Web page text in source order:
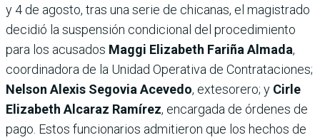
y 4 de agosto, tras una serie de chicanas, el magistrado
decidió la suspensión condicional del procedimiento
para los acusados Maggi Elizabeth Fariña Almada,
coordinadora de la Unidad Operativa de Contrataciones;
Nelson Alexis Segovia Acevedo, extesorero; y Cirle
Elizabeth Alcaraz Ramírez, encargada de órdenes de
pago. Estos funcionarios admitieron que los hechos de